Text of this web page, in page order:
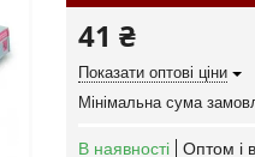
41 ₴
Показати оптові ціни
Мінімальна сума
В наявності Оптом і